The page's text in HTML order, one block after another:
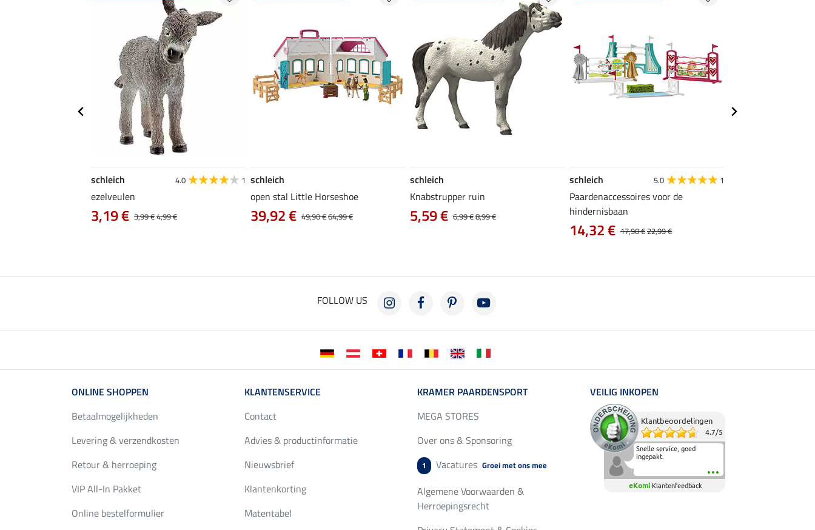
schleich 4.0 1
ezelveulen
3,99 €4,99 €
3,19 €
schleich
open stal Little Horseshoe
49,90 €64,99 €
39,92 €
schleich
Knabstrupper ruin
6,99 €8,99 €
5,59 €
schleich 5.0 1
Paardenaccessoires voor de
hindernisbaan
17,90 €22,99 €
14,32 €
FOLLOW US
ONLINE SHOPPEN
Betaalmogelijkheden
Levering & verzendkosten
Retour & herroeping
VIP All-In Pakket
Online bestelformulier
KLANTENSERVICE
Contact
Advies & productinformatie
Nieuwsbrief
Klantenkorting
Matentabel
KRAMER PAARDENSPORT
MEGA STORES
Over ons & Sponsoring
1 Vacatures Groei met ons mee
Algemene Voorwaarden &
Herroepingsrecht
VEILIG INKOPEN
Klantbeoordelingen
4.7/5
Snelle service, goed
ingepakt.
eKomi Klantenfeedback